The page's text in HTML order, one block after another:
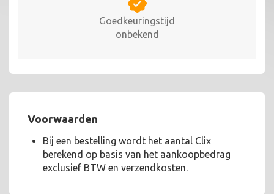
Goedkeuringstijd
onbekend
Voorwaarden
Bij een bestelling wordt het aantal Clix
berekend op basis van het aankoopbedrag
exclusief BTW en verzendkosten.